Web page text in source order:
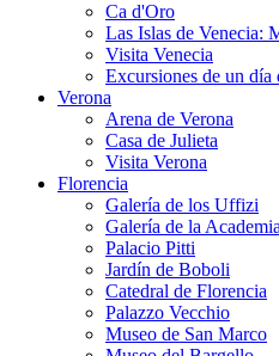
Ca d'Oro
Las Islas de Venecia:
Visita Venecia
Excursiones de un día
Verona
Arena de Verona
Casa de Julieta
Visita Verona
Florencia
Galería de los Uffizi
Galería de la Academia
Palacio Pitti
Jardín de Boboli
Catedral de Florencia
Palazzo Vecchio
Museo de San Marco